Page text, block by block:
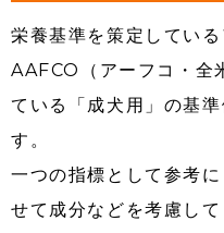
栄養基準を策定している
AAFCO（アーフコ・全
ている「成犬用」の基
す。
一つの指標として参考
せて成分などを考慮し